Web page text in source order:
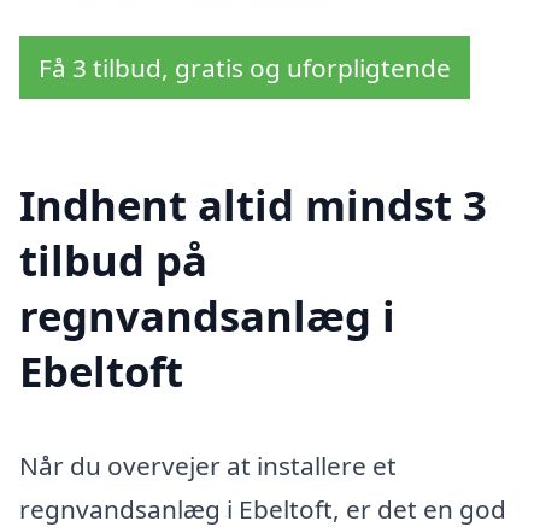
Få 3 tilbud, gratis og uforpligtende
Indhent altid mindst 3
tilbud på
regnvandsanlæg i
Ebeltoft
Når du overvejer at installere et
regnvandsanlæg i Ebeltoft, er det en god